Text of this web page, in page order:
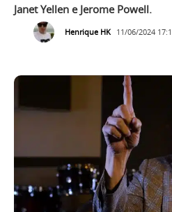
Janet Yellen e Jerome Powell.
Henrique HK 11/06/2024